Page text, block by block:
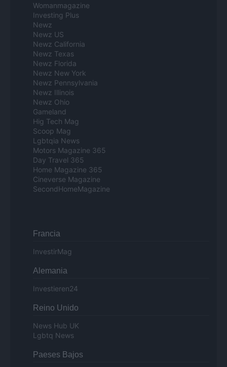
Womanmagazine
Investing Plus
Newz
Newz US
Newz California
Newz Texas
Newz Florida
Newz New York
Newz Pennsylvania
Newz Illinois
Newz Ohio
Gameland
Hig Tech Mag
Scoop Mag
Lgbtqia News
Motors Magazine 365
Day Travel 365
Home Magazine 365
Cineverse Magazine
SecondHomeMagazine
Francia
InvestirMag
Alemania
Investieren24
Reino Unido
News Hub UK
Lgbtq News
Paeses Bajos